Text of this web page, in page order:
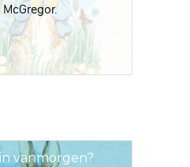
McGregor.
vanmorgen?